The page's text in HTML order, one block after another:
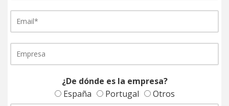
¿De dónde es la empresa?
España
Portugal Otros